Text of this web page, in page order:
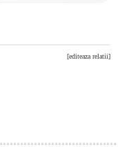
[editeaza relatii]